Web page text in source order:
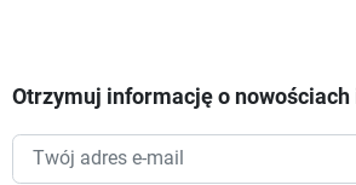
Otrzymuj informację o nowościach